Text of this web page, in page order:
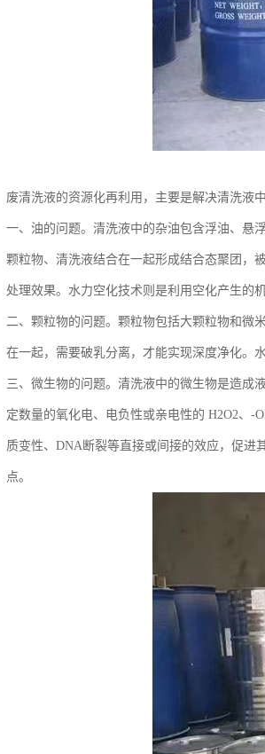
废清洗液的资源化再利用，主要是解决清洗液
一、油的问题。清洗液中的杂油包含浮油、悬
颗粒物、清洗液结合在一起形成结合态聚团，
处理效果。水力空化技术则是利用空化产生的
二、颗粒物的问题。颗粒物包括大颗粒物和微
在一起，需要破乳分离，才能实现深度净化。
三、微生物的问题。清洗液中的微生物是造成
定数量的氧化电、电负性或亲电性的 H2O2、-
质变性、DNA断裂等直接或间接的效应，促进
点。